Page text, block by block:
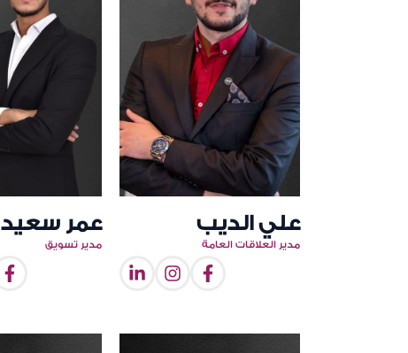
عمر سعيد
مدير تسويق
علي الديب
مدير العلاقات العامة